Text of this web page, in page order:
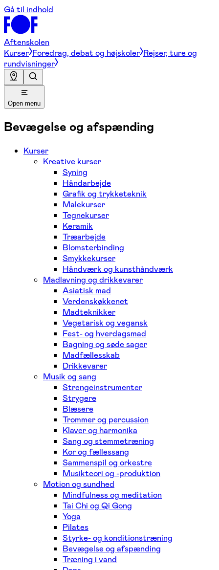
Gå til indhold
Aftenskolen
Kurser Foredrag, debat og højskoler Rejser, ture og
rundvisninger
Open menu
Bevægelse og afspænding
Kurser
Kreative kurser
Syning
Håndarbejde
Grafik og trykketeknik
Malekurser
Tegnekurser
Keramik
Træarbejde
Blomsterbinding
Smykkekurser
Håndværk og kunsthåndværk
Madlavning og drikkevarer
Asiatisk mad
Verdenskøkkenet
Madteknikker
Vegetarisk og vegansk
Fest- og hverdagsmad
Bagning og søde sager
Madfællesskab
Drikkevarer
Musik og sang
Strengeinstrumenter
Strygere
Blæsere
Trommer og percussion
Klaver og harmonika
Sang og stemmetræning
Kor og fællessang
Sammenspil og orkestre
Musikteori og -produktion
Motion og sundhed
Mindfulness og meditation
Tai Chi og Qi Gong
Yoga
Pilates
Styrke- og konditionstræning
Bevægelse og afspænding
Træning i vand